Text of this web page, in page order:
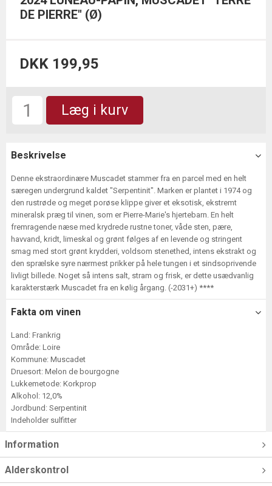
DE PIERRE" (Ø)
DKK 199,95
Læg i kurv
Beskrivelse
Denne ekstraordinære Muscadet stammer fra en parcel med en helt
særegen undergrund kaldet "Serpentinit". Marken er plantet i 1974 og
den rustrøde og meget porøse klippe giver et eksotisk, ekstremt
mineralsk præg til vinen, som er Pierre-Marie's hjertebarn. En helt
fremragende næse med krydrede rustne toner, våde sten, pære,
havvand, kridt, limeskal og grønt følges af en levende og stringent
smag med stort grønt krydderi, voldsom stenethed, intens ekstrakt og
den sprælske syre nærmest prikker på hele tungen i et sindsoprivende
livligt billede. Noget så intens salt, stram og frisk, er dette usædvanlig
karakterstærk Muscadet fra en kølig årgang. (-2031+) ****
Fakta om vinen
Land: Frankrig
Område: Loire
Kommune: Muscadet
Druesort: Melon de bourgogne
Lukkemetode: Korkprop
Alkohol: 12,0%
Jordbund: Serpentinit
Indeholder sulfitter
Information
Alderskontrol